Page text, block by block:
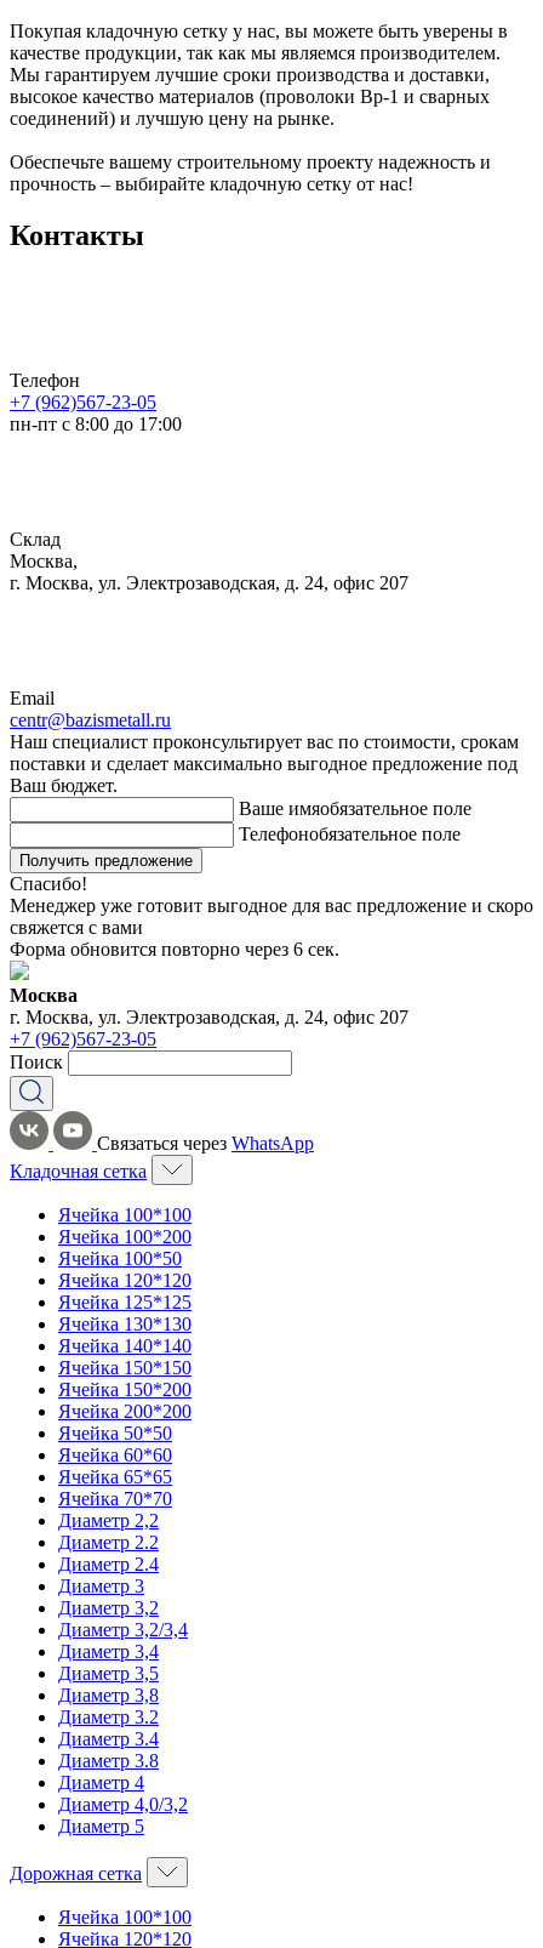
Покупая кладочную сетку у нас, вы можете быть уверены в
качестве продукции, так как мы являемся производителем.
Мы гарантируем лучшие сроки производства и доставки,
высокое качество материалов (проволоки Вр-1 и сварных
соединений) и лучшую цену на рынке.
Обеспечьте вашему строительному проекту надежность и
прочность – выбирайте кладочную сетку от нас!
Контакты
Телефон
+7 (962)567-23-05
пн-пт с 8:00 до 17:00
Склад
Москва,
г. Москва, ул. Электрозаводская, д. 24, офис 207
Email
centr@bazismetall.ru
Наш специалист проконсультирует вас по стоимости, срокам
поставки и сделает максимально выгодное предложение под
Ваш бюджет.
Ваше имяобязательное поле
Телефонобязательное поле
Получить предложение
Спасибо!
Менеджер уже готовит выгодное для вас предложение и скоро
свяжется с вами
Форма обновится повторно через 6 сек.
Москва
г. Москва, ул. Электрозаводская, д. 24, офис 207
+7 (962)567-23-05
Поиск
Связаться через WhatsApp
Кладочная сетка
Ячейка 100*100
Ячейка 100*200
Ячейка 100*50
Ячейка 120*120
Ячейка 125*125
Ячейка 130*130
Ячейка 140*140
Ячейка 150*150
Ячейка 150*200
Ячейка 200*200
Ячейка 50*50
Ячейка 60*60
Ячейка 65*65
Ячейка 70*70
Диаметр 2,2
Диаметр 2.2
Диаметр 2.4
Диаметр 3
Диаметр 3,2
Диаметр 3,2/3,4
Диаметр 3,4
Диаметр 3,5
Диаметр 3,8
Диаметр 3.2
Диаметр 3.4
Диаметр 3.8
Диаметр 4
Диаметр 4,0/3,2
Диаметр 5
Дорожная сетка
Ячейка 100*100
Ячейка 120*120